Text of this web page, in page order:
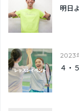
明日
2023
４・